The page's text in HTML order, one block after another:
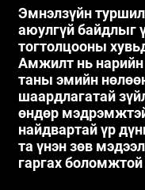
Эмнэлзүйн
аюулгүй байдлыг
тогтолцооны
Амжилт нь нарийн
таны эмийн
шаардлагатай
өндөр
найдвартай үр
та үнэн зөв
гаргах боломжтой